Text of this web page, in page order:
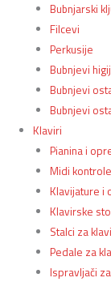
Bubnjarski
Filcevi
Perkusije
Bubnjevi
Bubnjevi
Bubnjevi
Klaviri
Pianina i
Midi
Klavijature i
Klavirske
Stalci za
Pedale za
Ispravljači